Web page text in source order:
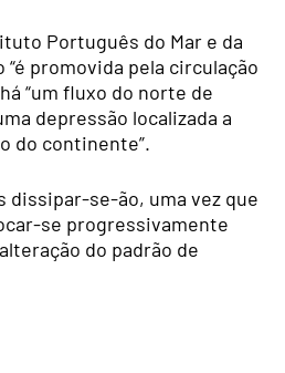
Português do Mar e da
promovida pela circulação
“um fluxo do norte de
depressão localizada a
do continente”.
dissipar-se-ão, uma vez que
se progressivamente
do padrão de